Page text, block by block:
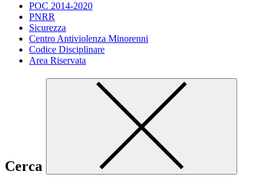
POC 2014-2020
PNRR
Sicurezza
Centro Antiviolenza Minorenni
Codice Disciplinare
Area Riservata
Cerca